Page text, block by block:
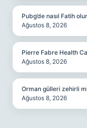
Pubg’de nasıl Fatih
Ağustos 8, 2026
Pierre Fabre Health
Ağustos 8, 2026
Orman gülleri zehirli
Ağustos 8, 2026